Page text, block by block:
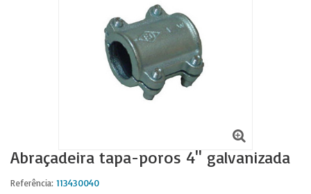
Abraçadeira tapa-poros 4'' galvanizada
Referência: 113430040